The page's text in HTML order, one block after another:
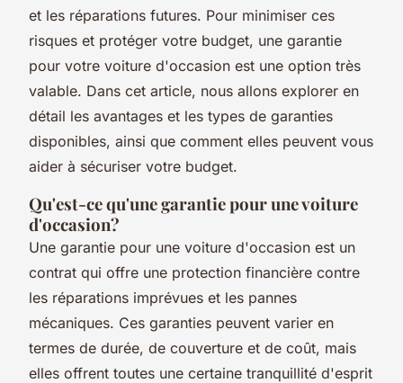
et les réparations futures. Pour minimiser ces
risques et protéger votre budget, une garantie
pour votre voiture d'occasion est une option très
valable. Dans cet article, nous allons explorer en
détail les avantages et les types de garanties
disponibles, ainsi que comment elles peuvent vous
aider à sécuriser votre budget.
Qu'est-ce qu'une garantie pour une voiture
d'occasion?
Une garantie pour une voiture d'occasion est un
contrat qui offre une protection financière contre
les réparations imprévues et les pannes
mécaniques. Ces garanties peuvent varier en
termes de durée, de couverture et de coût, mais
elles offrent toutes une certaine tranquillité d'esprit